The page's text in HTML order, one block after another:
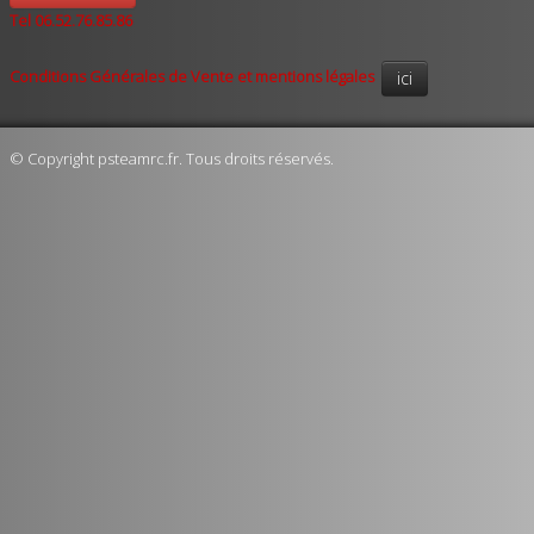
Tel 06.52.76.85.86
Conditions Générales de Vente et mentions légales ici
© Copyright psteamrc.fr. Tous droits réservés.